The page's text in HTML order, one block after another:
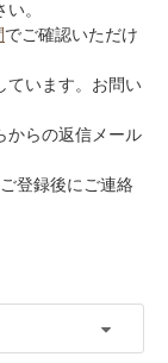
。
でご確認いただけ
ています。お問い
からの返信メール
登録後にご連絡